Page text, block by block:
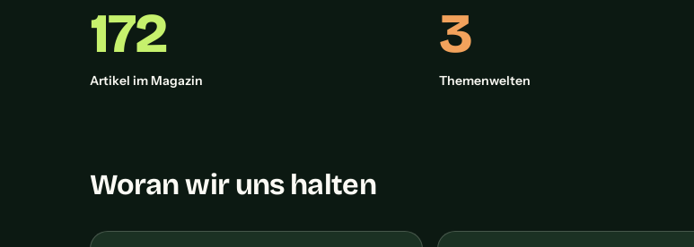
172
Artikel im Magazin
3
Themenwelten
Woran wir uns halten